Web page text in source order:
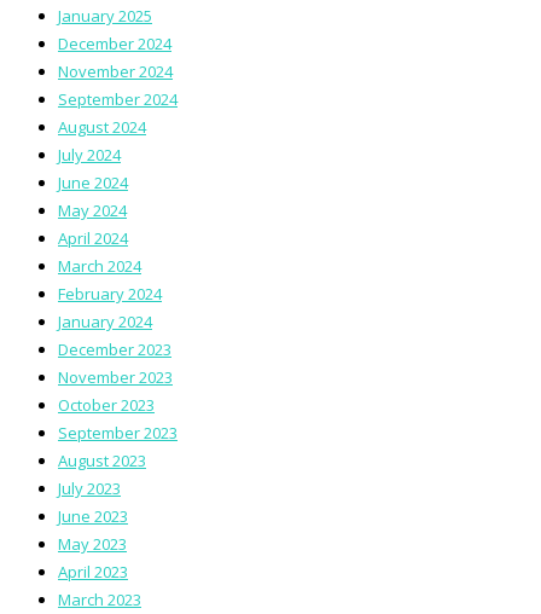
January 2025
December 2024
November 2024
September 2024
August 2024
July 2024
June 2024
May 2024
April 2024
March 2024
February 2024
January 2024
December 2023
November 2023
October 2023
September 2023
August 2023
July 2023
June 2023
May 2023
April 2023
March 2023